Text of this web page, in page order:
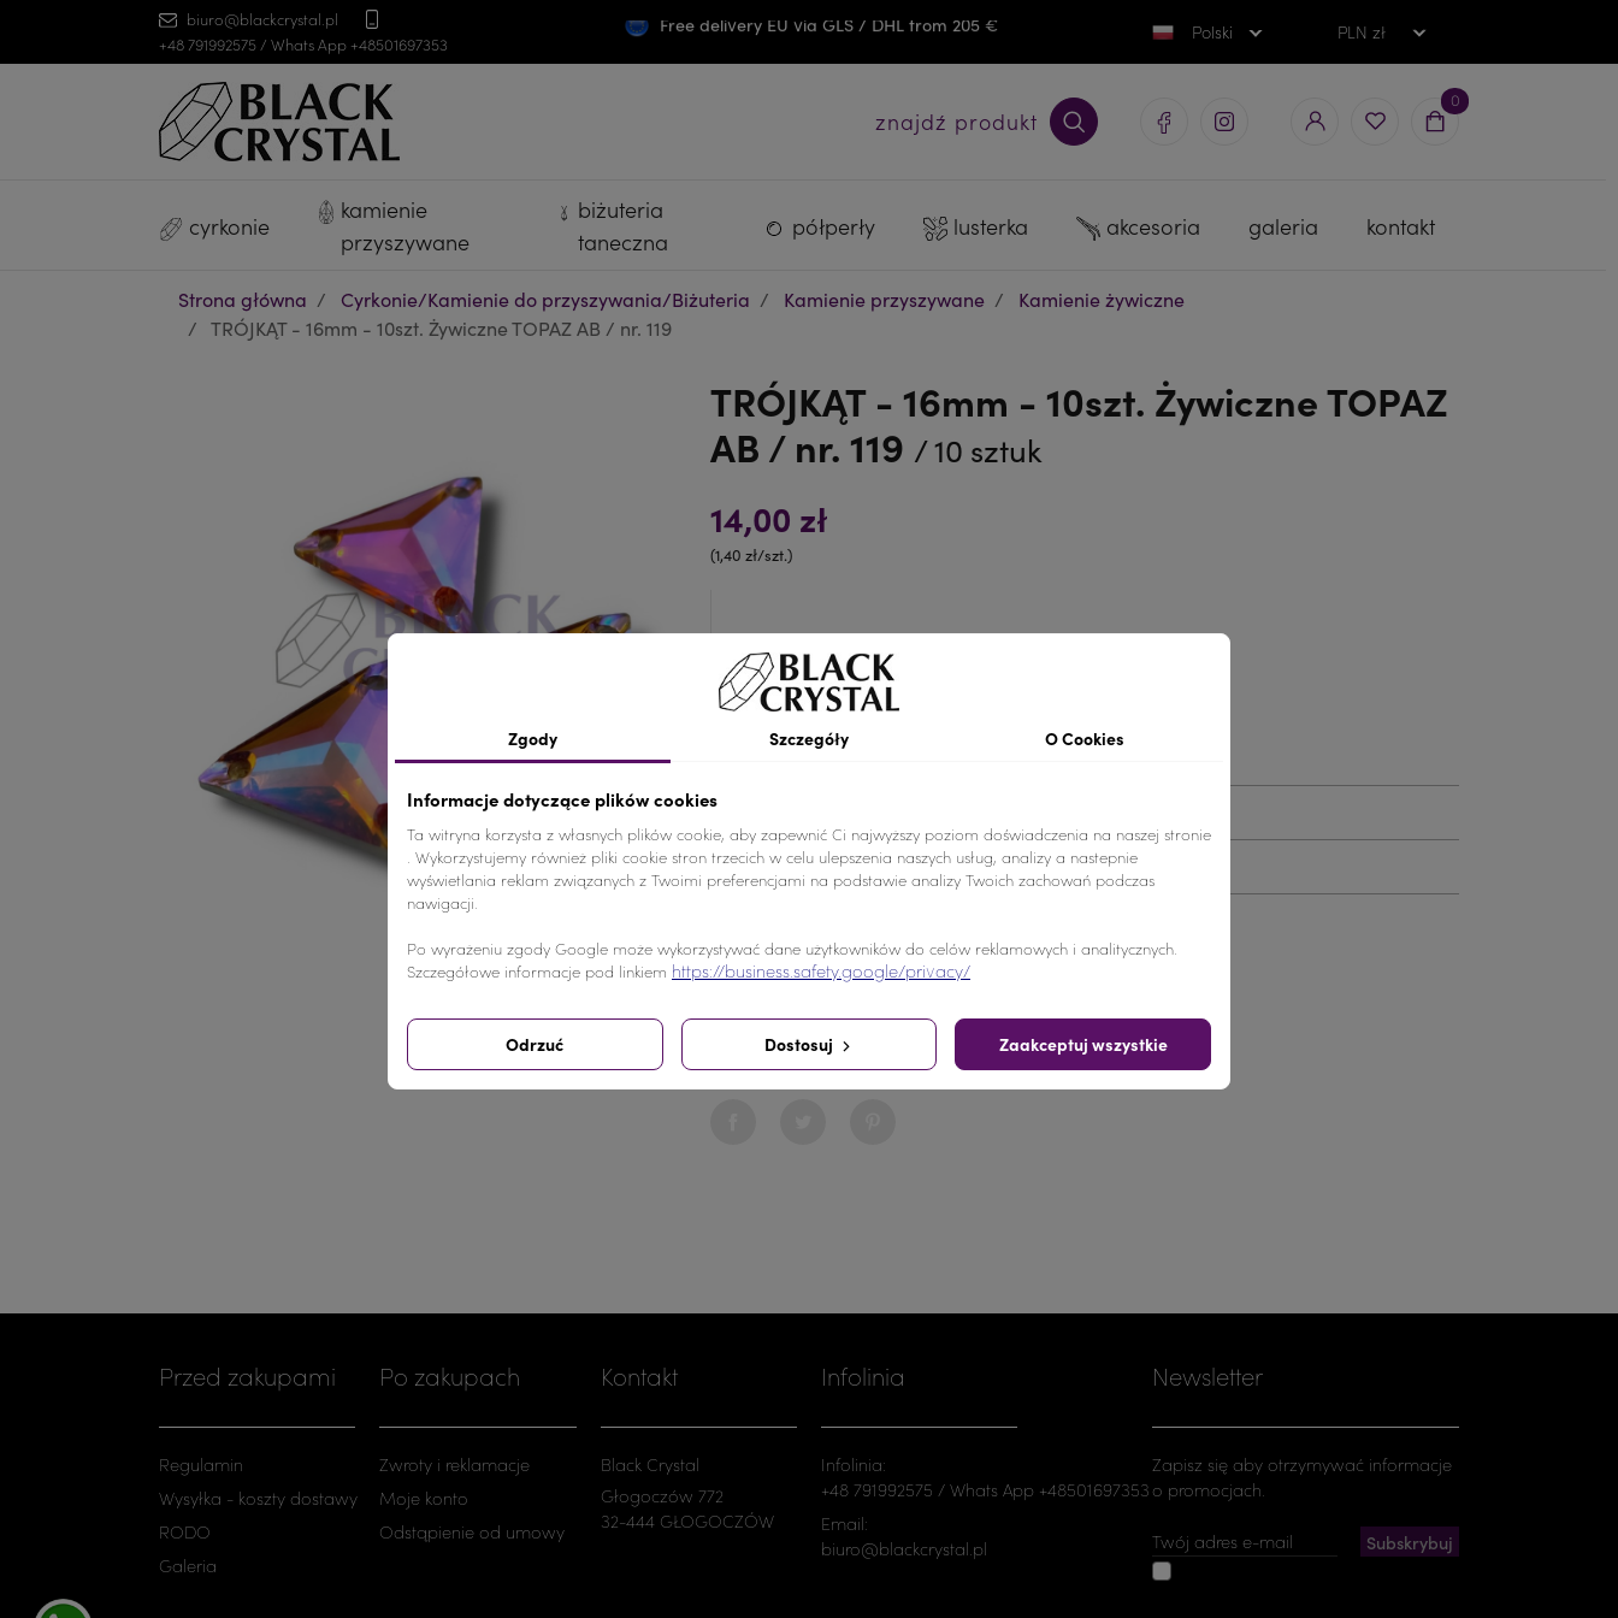
biuro@blackcrystal.pl
+48 791992575 / Whats App +48501697353
Free delivery EU via GLS / DHL from 205 € Polski PLN zł
znajdź produkt
0
cyrkonie
kamienie
przyszywane
biżuteria
taneczna
półperły lusterka akcesoria galeria kontakt
Strona główna Cyrkonie/Kamienie do przyszywania/Biżuteria Kamienie przyszywane
Kamienie żywiczne
TRÓJKĄT - 16mm - 10szt. Żywiczne TOPAZ AB / nr. 119
TRÓJKĄT - 16mm - 10szt. Żywiczne TOPAZ
AB / nr. 119 / 10 sztuk
14,00 zł
(1,40 zł/szt.)
Szczegóły produktu
Materiał
Ilość 10 SZTUK
Udostępnij
Przed zakupami
Regulamin
Wysyłka - koszty dostawy
RODO
Galeria
Po zakupach
Zwroty i reklamacje
Moje konto
Odstąpienie od umowy
Kontakt
Black Crystal
Głogoczów 772
32-444 GŁOGOCZÓW
Infolinia
Infolinia:
+48 791992575 / Whats App +48501697353
Email:
biuro@blackcrystal.pl
Zgody Szczegóły O Cookies
Informacje dotyczące plików cookies
Ta witryna korzysta z własnych plików cookie, aby zapewnić Ci najwyższy poziom doświadczenia na naszej stronie
. Wykorzystujemy również pliki cookie stron trzecich w celu ulepszenia naszych usług, analizy a nastepnie
wyświetlania reklam związanych z Twoimi preferencjami na podstawie analizy Twoich zachowań podczas
nawigacji.
Po wyrażeniu zgody Google może wykorzystywać dane użytkowników do celów reklamowych i analitycznych.
Szczegółowe informacje pod linkiem https://business.safety.google/privacy/
Odrzuć Dostosuj Zaakceptuj wszystkie
Newsletter
Zapisz się aby otrzymywać informacje
o promocjach.